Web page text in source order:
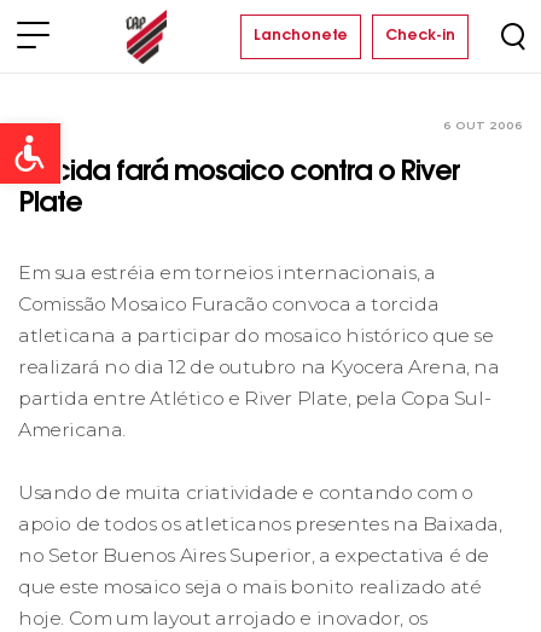
Open toolbar
Lanchonete Check-in
6 OUT 2006
Torcida fará mosaico contra o River
Plate
Em sua estréia em torneios internacionais, a
Comissão Mosaico Furacão convoca a torcida
atleticana a participar do mosaico histórico que se
realizará no dia 12 de outubro na Kyocera Arena, na
partida entre Atlético e River Plate, pela Copa Sul-
Americana.
Usando de muita criatividade e contando com o
apoio de todos os atleticanos presentes na Baixada,
no Setor Buenos Aires Superior, a expectativa é de
que este mosaico seja o mais bonito realizado até
hoje. Com um layout arrojado e inovador, os